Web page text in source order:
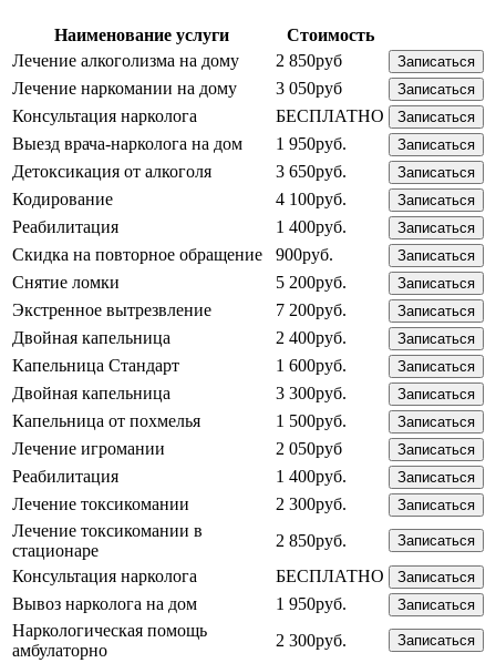
Наименование услуги
Стоимость
Лечение алкоголизма на дому
2 850руб Записаться
Лечение наркомании на дому 3 050руб Записаться
Консультация нарколога БЕСПЛАТНО Записаться
Выезд врача-нарколога на дом 1 950руб. Записаться
Детоксикация от алкоголя 3 650руб. Записаться
Кодирование 4 100руб. Записаться
Реабилитация 1 400руб. Записаться
Скидка на повторное обращение 900руб. Записаться
Снятие ломки 5 200руб. Записаться
Экстренное вытрезвление 7 200руб. Записаться
Двойная капельница 2 400руб. Записаться
Капельница Стандарт 1 600руб. Записаться
Двойная капельница 3 300руб. Записаться
Капельница от похмелья 1 500руб. Записаться
Лечение игромании 2 050руб Записаться
Реабилитация 1 400руб. Записаться
Лечение токсикомании 2 300руб. Записаться
Лечение токсикомании в
стационаре
2 850руб. Записаться
Консультация нарколога БЕСПЛАТНО Записаться
Вывоз нарколога на дом 1 950руб. Записаться
Наркологическая помощь
амбулаторно
2 300руб. Записаться